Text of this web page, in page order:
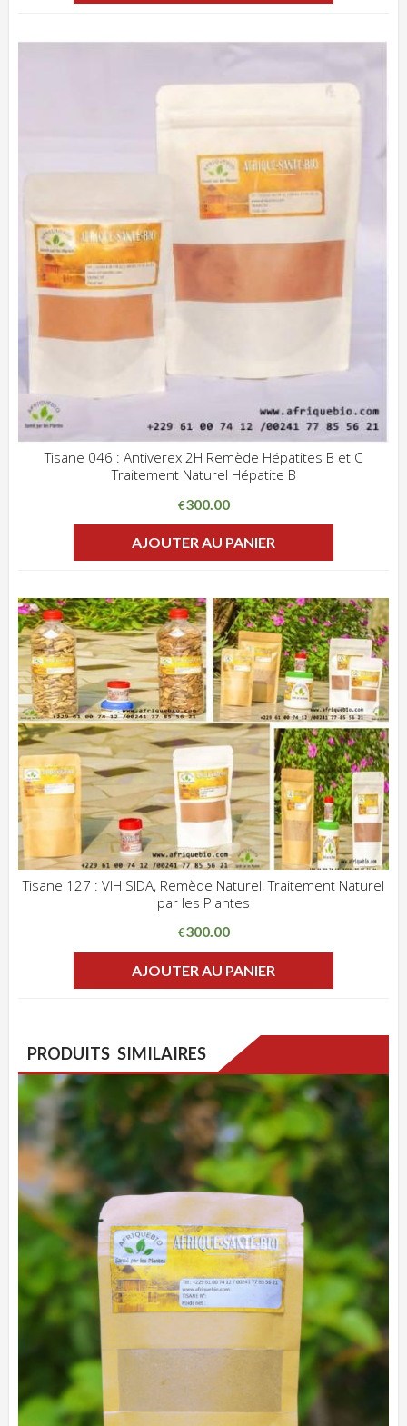
CLIQUEZ POUR VOIR
ADD WISHLIST
Tisane 046 : Antiverex 2H Remède Hépatites B et C
Traitement Naturel Hépatite B
€300.00
AJOUTER AU PANIER
Tisane 127 : VIH SIDA, Remède Naturel, Traitement Naturel
par les Plantes
€300.00
AJOUTER AU PANIER
PRODUITS SIMILAIRES